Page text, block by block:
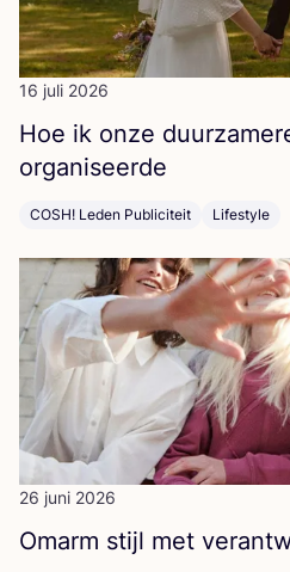
16 juli 2026
Hoe ik onze
organiseerde
COSH! Leden Publiciteit Lifestyle
26 juni 2026
Omarm stijl met